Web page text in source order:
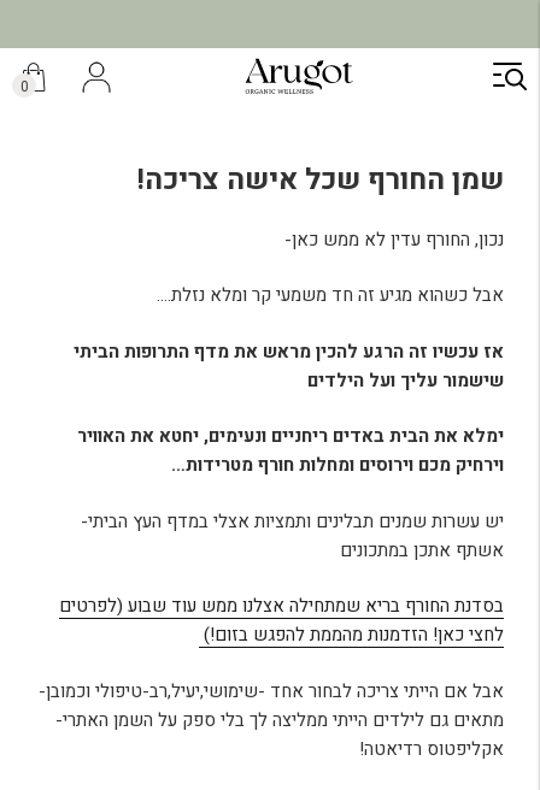
דילוג
לתוכן
0
שמן החורף שכל אישה צריכה!
נכון, החורף עדין לא ממש כאן-
אבל כשהוא מגיע זה חד משמעי קר ומלא נזלת….
אז עכשיו זה הרגע להכין מראש את מדף התרופות הביתי
שישמור עליך ועל הילדים
ימלא את הבית באדים ריחניים ונעימים, יחטא את האוויר
וירחיק מכם וירוסים ומחלות חורף מטרידות…
יש עשרות שמנים תבלינים ותמציות אצלי במדף העץ הביתי-
אשתף אתכן במתכונים
בסדנת החורף בריא שמתחילה אצלנו ממש עוד שבוע (לפרטים
לחצי כאן! הזדמנות מהממת להפגש בזום!)
אבל אם הייתי צריכה לבחור אחד -שימושי,יעיל,רב-טיפולי וכמובן-
מתאים גם לילדים הייתי ממליצה לך בלי ספק על השמן האתרי-
אקליפטוס רדיאטה!